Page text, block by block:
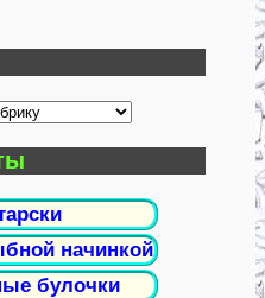
начинкой
булочки